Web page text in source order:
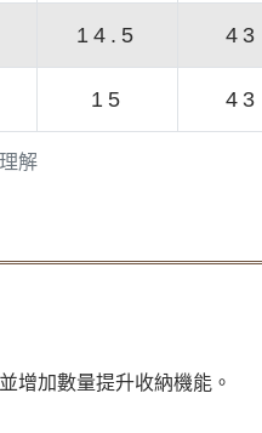
解
14.5 43
15 43
增加數量提升收納機能。